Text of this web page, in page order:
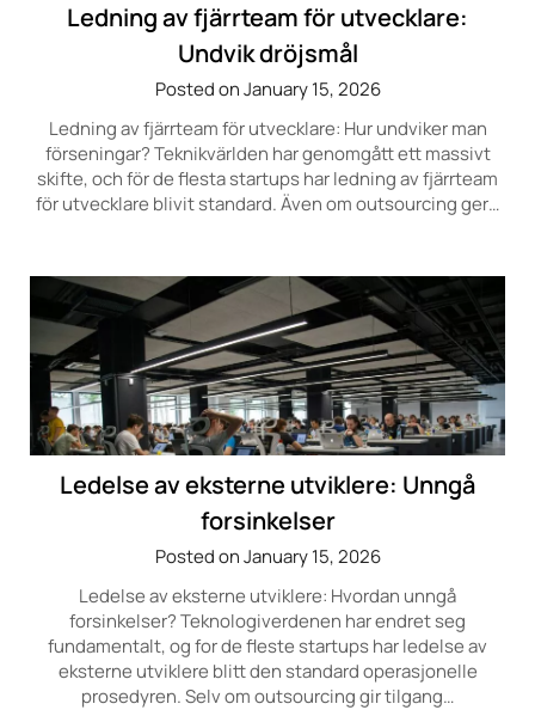
Ledning av fjärrteam för utvecklare:
Undvik dröjsmål
Posted on January 15, 2026
Ledning av fjärrteam för utvecklare: Hur undviker man
förseningar? Teknikvärlden har genomgått ett massivt
skifte, och för de flesta startups har ledning av fjärrteam
för utvecklare blivit standard. Även om outsourcing ger…
Ledelse av eksterne utviklere: Unngå
forsinkelser
Posted on January 15, 2026
Ledelse av eksterne utviklere: Hvordan unngå
forsinkelser? Teknologiverdenen har endret seg
fundamentalt, og for de fleste startups har ledelse av
eksterne utviklere blitt den standard operasjonelle
prosedyren. Selv om outsourcing gir tilgang…